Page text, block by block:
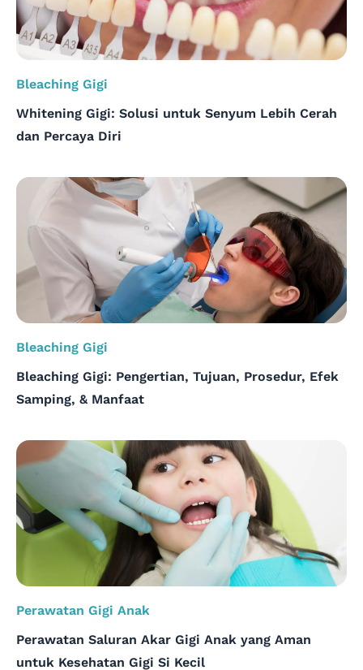
Bleaching Gigi
Whitening Gigi: Solusi untuk Senyum Lebih Cerah
dan Percaya Diri
Bleaching Gigi
Bleaching Gigi: Pengertian, Tujuan, Prosedur, Efek
Samping, & Manfaat
Perawatan Gigi Anak
Perawatan Saluran Akar Gigi Anak yang Aman
untuk Kesehatan Gigi Si Kecil